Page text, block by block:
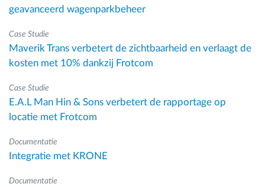
geavanceerd wagenparkbeheer
Case Studie
Maverik Trans verbetert de zichtbaarheid en verlaagt de
kosten met 10% dankzij Frotcom
Case Studie
E.A.L Man Hin & Sons verbetert de rapportage op
locatie met Frotcom
Documentatie
Integratie met KRONE
Documentatie